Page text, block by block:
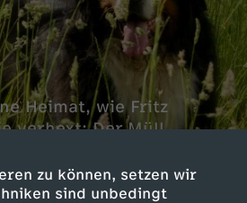
zu können, setzen wir
sind unbedingt
Heimat, wie Fritz
verhext: Der Müll
der die Wiese